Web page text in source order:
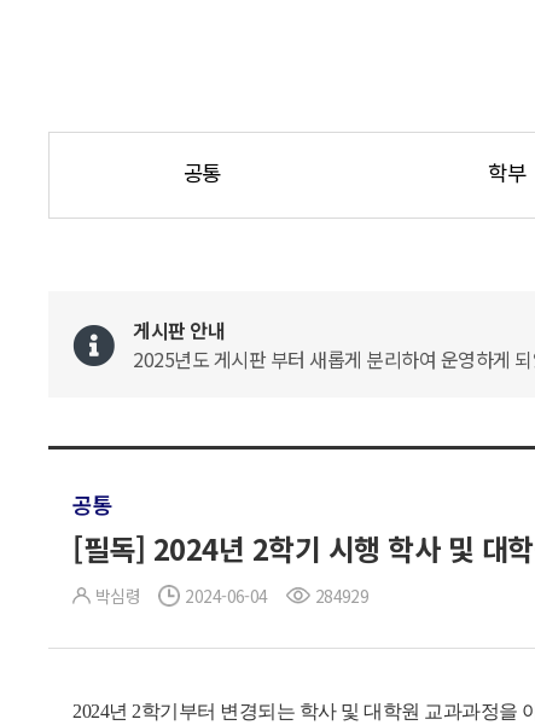
공통 학부
게시판 안내
2025년도 게시판 부터 새롭게 분리하여 운영하게
공통
[필독] 2024년 2학기 시행 학사 및 대
박심령 2024-06-04 284929
2024년 2학기부터 변경되는 학사 및 대학원 교과과정